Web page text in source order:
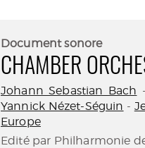
Document sonore
CHAMBER
Johann Sebastian Bach
Yannick Nézet-Séguin -
Europe
Edité par Philharmonie